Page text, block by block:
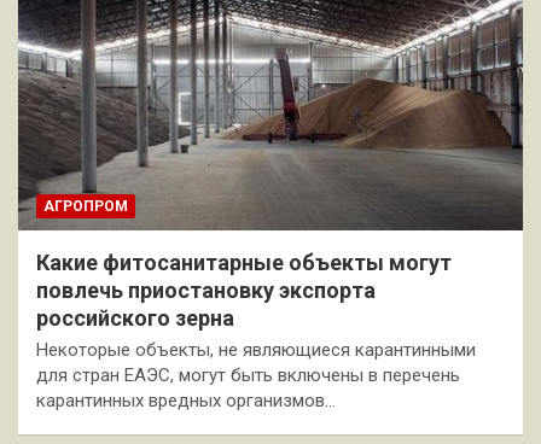
АГРОПРОМ
Какие фитосанитарные объекты могут
повлечь приостановку экспорта
российского зерна
Некоторые объекты, не являющиеся карантинными
для стран ЕАЭС, могут быть включены в перечень
карантинных вредных организмов…